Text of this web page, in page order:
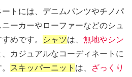
トには、デニムパンツやチノパ
ーカーやローファーなどのシュ
めです。
シャツは、 無地やシン
、カジュアルなコーディネートに
スキッパーニット は、
ざっくり